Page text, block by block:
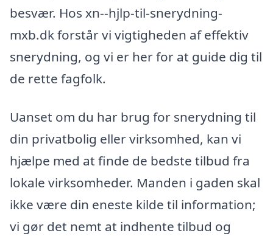
besvær. Hos xn--hjlp-til-snerydning-
mxb.dk forstår vi vigtigheden af effektiv
snerydning, og vi er her for at guide dig til
de rette fagfolk.
Uanset om du har brug for snerydning til
din privatbolig eller virksomhed, kan vi
hjælpe med at finde de bedste tilbud fra
lokale virksomheder. Manden i gaden skal
ikke være din eneste kilde til information;
vi gør det nemt at indhente tilbud og